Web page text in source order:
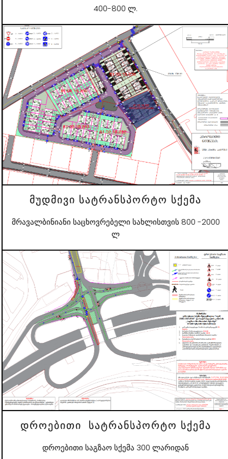
400-800 ლ.
მუდმივი სატრანსპორტო სქემა
მრავალბინიანი საცხოვრებელი სახლისთვის 800 -2000
ლ
დროებითი სატრანსპორტო სქემა
დროებითი საგზაო სქემა 300 ლარიდან